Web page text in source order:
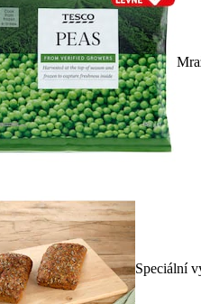
Speciální